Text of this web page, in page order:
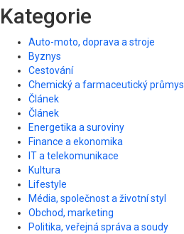
Kategorie
Auto-moto, doprava a stroje
Byznys
Cestování
Chemický a farmaceutický průmysl
Článek
Článek
Energetika a suroviny
Finance a ekonomika
IT a telekomunikace
Kultura
Lifestyle
Média, společnost a životní styl
Obchod, marketing
Politika, veřejná správa a soudy